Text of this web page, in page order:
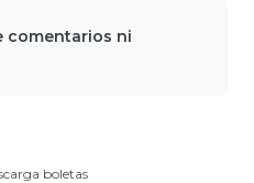
comentarios ni
boletas